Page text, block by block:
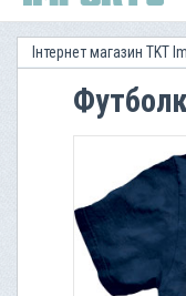
Інтернет магазин TKT